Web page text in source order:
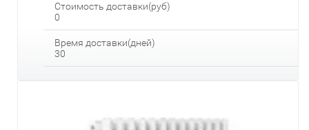
Стоимость доставки(руб)
0
Время доставки(дней)
30